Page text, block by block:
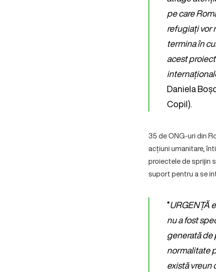
pe care
refugiați vor
termina în
acest
Daniela
Copil).
35 de ONG-uri din
acțiuni umanitare,
proiectele de sprijin
suport pentru a se
“URGENȚĂ
nu a fost
generată de
normalitate
există vreun